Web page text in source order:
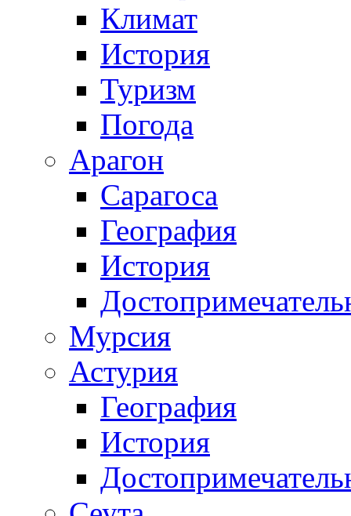
Климат
История
Туризм
Погода
Арагон
Сарагоса
География
История
Мурсия
Астурия
География
История